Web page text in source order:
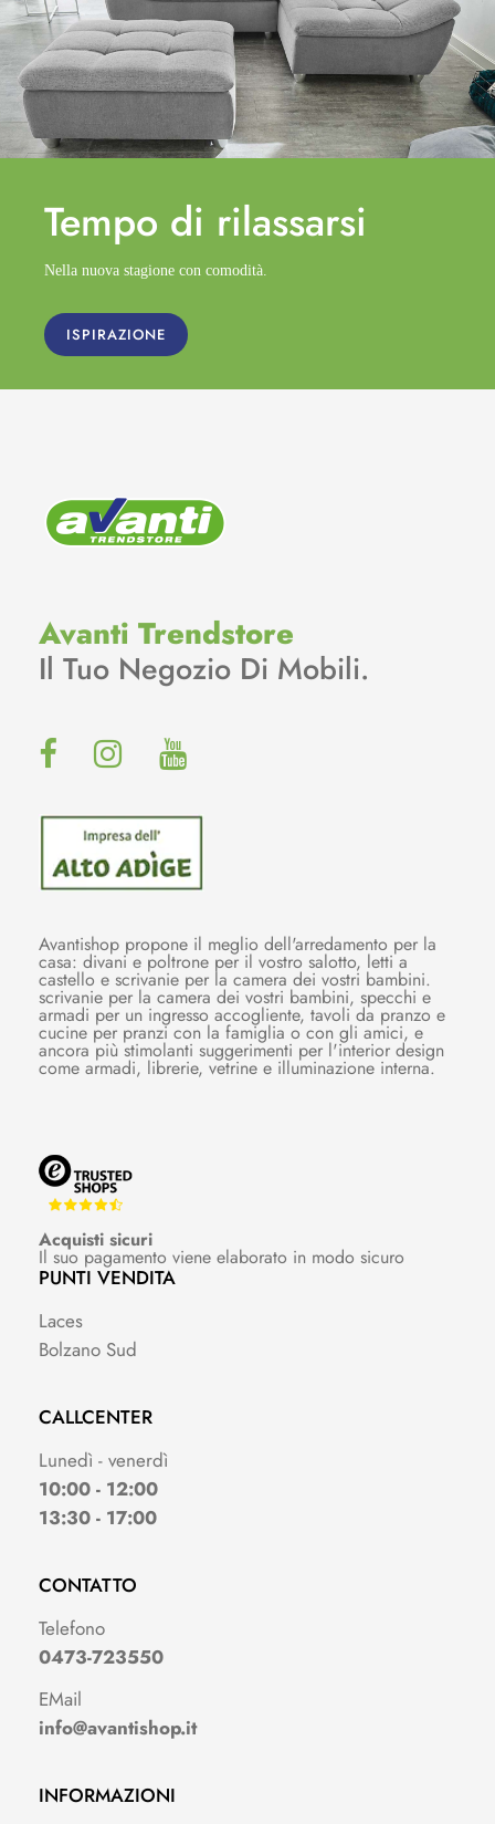
Tempo di rilassarsi
Nella nuova stagione con comodità.
ISPIRAZIONE
Avanti Trendstore
Il Tuo Negozio Di Mobili.
Avantishop propone il meglio dell'arredamento per la
casa: divani e poltrone per il vostro salotto, letti a
castello e scrivanie per la camera dei vostri bambini.
scrivanie per la camera dei vostri bambini, specchi e
armadi per un ingresso accogliente, tavoli da pranzo e
cucine per pranzi con la famiglia o con gli amici, e
ancora più stimolanti suggerimenti per l'interior design
come armadi, librerie, vetrine e illuminazione interna.
Acquisti sicuri
Il suo pagamento viene elaborato in modo sicuro
PUNTI VENDITA
Laces
Bolzano Sud
CALLCENTER
Lunedì - venerdì
10:00 - 12:00
13:30 - 17:00
CONTATTO
Telefono
0473-723550
EMail
info@avantishop.it
INFORMAZIONI